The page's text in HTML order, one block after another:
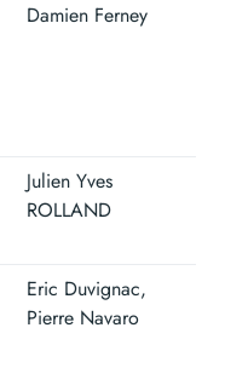
Damien Ferney
Julien Yves
ROLLAND
Eric Duvignac,
Pierre Navaro